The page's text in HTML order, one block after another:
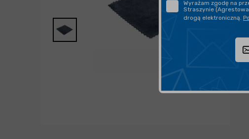
Wyrażam zgodę na
Straszynie
drogą elektroniczną.